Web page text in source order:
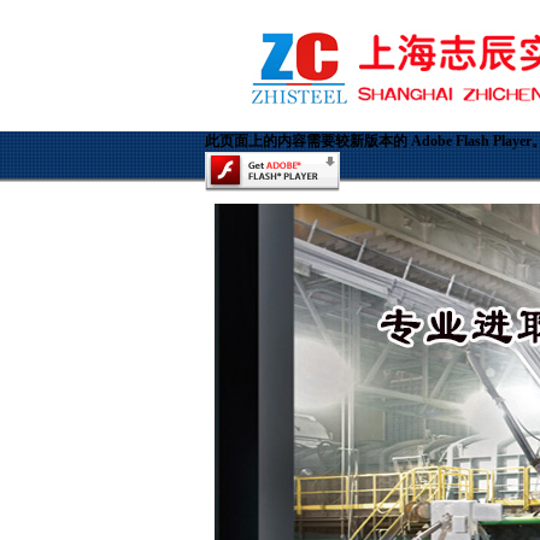
此页面上的内容需要较新版本的 Adobe Flash Player